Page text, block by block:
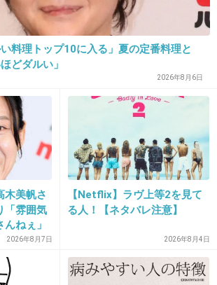
ってんだよ
+1070 -7
とズタズタに傷つけたじゃねー
-6
-4
料理トップ10に入る」夏の定番料理と
どダルい」
2026年8月6日
木美帆さ
雰囲気
ねぇ」
や」
2026年8月7日
【Netflix】ラヴ上等2を見て
る人！【ネタバレ注意】
2026年8月4日